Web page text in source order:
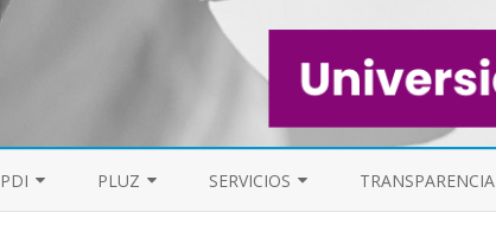
Saltar
al
contenido
PDI PLUZ SERVICIOS TRANSPARENCIA